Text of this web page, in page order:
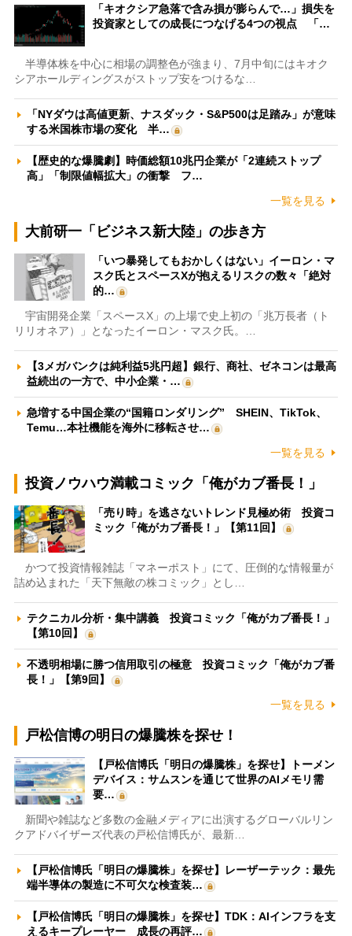
「キオクシア急落で含み損が膨らんで…」損失を
投資家としての成長につなげる4つの視点 「…
半導体株を中心に相場の調整色が強まり、7月中旬にはキオク
シアホールディングスがストップ安をつけるな…
「NYダウは高値更新、ナスダック・S&P500は足踏み」が意味
する米国株市場の変化 半…
【歴史的な爆騰劇】時価総額10兆円企業が「2連続ストップ
高」「制限値幅拡大」の衝撃 フ…
一覧を見る
大前研一「ビジネス新大陸」の歩き方
「いつ暴発してもおかしくはない」イーロン・マ
スク氏とスペースXが抱えるリスクの数々「絶対
的…
宇宙開発企業「スペースX」の上場で史上初の「兆万長者（ト
リリオネア）」となったイーロン・マスク氏。…
【3メガバンクは純利益5兆円超】銀行、商社、ゼネコンは最高
益続出の一方で、中小企業・…
急増する中国企業の“国籍ロンダリング” SHEIN、TikTok、
Temu…本社機能を海外に移転させ…
一覧を見る
投資ノウハウ満載コミック「俺がカブ番長！」
「売り時」を逃さないトレンド見極め術 投資コ
ミック「俺がカブ番長！」【第11回】
かつて投資情報雑誌「マネーポスト」にて、圧倒的な情報量が
詰め込まれた「天下無敵の株コミック」とし…
テクニカル分析・集中講義 投資コミック「俺がカブ番長！」
【第10回】
不透明相場に勝つ信用取引の極意 投資コミック「俺がカブ番
長！」【第9回】
一覧を見る
戸松信博の明日の爆騰株を探せ！
【戸松信博氏「明日の爆騰株」を探せ】トーメン
デバイス：サムスンを通じて世界のAIメモリ需
要…
新聞や雑誌など多数の金融メディアに出演するグローバルリン
クアドバイザーズ代表の戸松信博氏が、最新…
【戸松信博氏「明日の爆騰株」を探せ】レーザーテック：最先
端半導体の製造に不可欠な検査装…
【戸松信博氏「明日の爆騰株」を探せ】TDK：AIインフラを支
えるキープレーヤー 成長の再評…